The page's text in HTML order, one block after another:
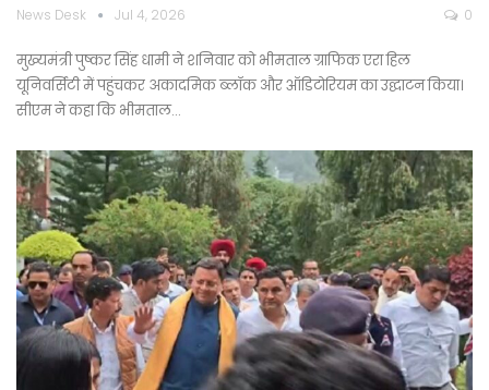
News Desk Jul 4, 2026 0
मुख्यमंत्री पुष्कर सिंह धामी ने शनिवार को भीमताल ग्राफिक एरा हिल
यूनिवर्सिटी में पहुंचकर अकादमिक ब्लॉक और ऑडिटोरियम का उद्घाटन किया।
सीएम ने कहा कि भीमताल…